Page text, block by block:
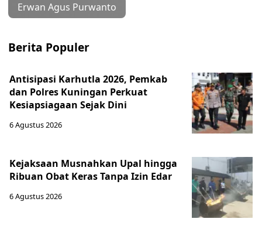
Erwan Agus Purwanto
Berita Populer
Antisipasi Karhutla 2026, Pemkab
dan Polres Kuningan Perkuat
Kesiapsiagaan Sejak Dini
6 Agustus 2026
Kejaksaan Musnahkan Upal hingga
Ribuan Obat Keras Tanpa Izin Edar
6 Agustus 2026